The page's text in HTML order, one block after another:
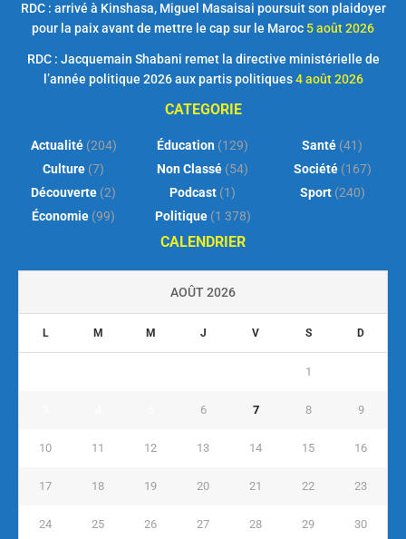
RDC : arrivé à Kinshasa, Miguel Masaisai poursuit son plaidoyer
pour la paix avant de mettre le cap sur le Maroc 5 août 2026
RDC : Jacquemain Shabani remet la directive ministérielle de
l’année politique 2026 aux partis politiques 4 août 2026
CATEGORIE
Actualité(204)
Culture (7)
Découverte (2)
Économie (99)
Éducation (129)
Non Classé (54)
Podcast (1)
Politique(1 378)
Santé (41)
Société(167)
Sport(240)
CALENDRIER
AOÛT 2026
L M M J V S D
1
6 7 8 9
10 11 12 13 14 15 16
17 18 19 20 21 22 23
24 25 26 27 28 29 30